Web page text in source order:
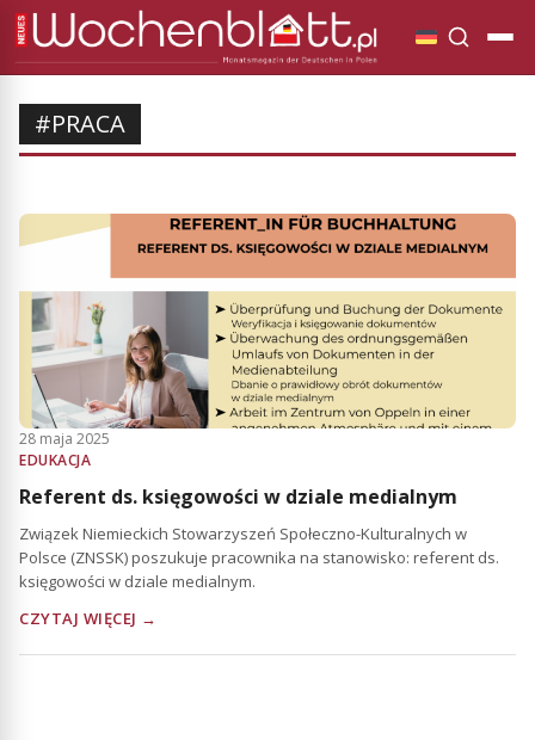
#PRACA
28 maja 2025
EDUKACJA
Referent ds. księgowości w dziale medialnym
Związek Niemieckich Stowarzyszeń Społeczno-Kulturalnych w
Polsce (ZNSSK) poszukuje pracownika na stanowisko: referent ds.
księgowości w dziale medialnym.
CZYTAJ WIĘCEJ →